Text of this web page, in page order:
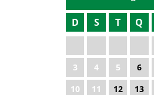
D S T Q
3
4 5 6
10
11 12 13